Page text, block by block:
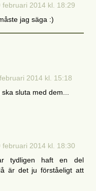
februari 2014 kl. 18:29
jag säga :)
2014 kl. 15:18
sluta med dem...
februari 2014 kl. 18:30
tydligen haft en del
är det ju förståeligt att